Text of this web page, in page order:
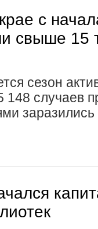
с
свыше 15
сезон
148 случаев
заразились